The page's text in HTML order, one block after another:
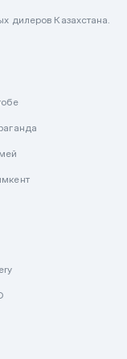
дилеров Казахстана.